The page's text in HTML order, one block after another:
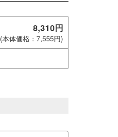
8,310円
(本体価格：7,555円)